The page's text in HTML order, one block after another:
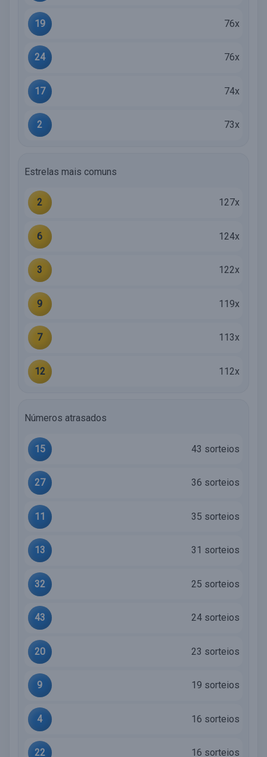
19 76x
24 76x
17 74x
2 73x
Estrelas mais comuns
2 127x
6 124x
3 122x
9 119x
7 113x
12 112x
Números atrasados
15 43 sorteios
27 36 sorteios
11 35 sorteios
13 31 sorteios
32 25 sorteios
43 24 sorteios
20 23 sorteios
9 19 sorteios
4 16 sorteios
22 16 sorteios